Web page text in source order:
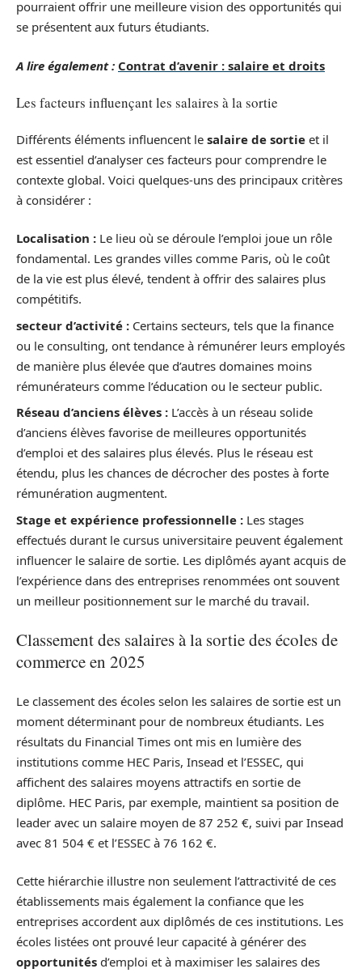
pourraient offrir une meilleure vision des opportunités qui
se présentent aux futurs étudiants.
A lire également : Contrat d’avenir : salaire et droits
Les facteurs influençant les salaires à la sortie
Différents éléments influencent le salaire de sortie et il
est essentiel d’analyser ces facteurs pour comprendre le
contexte global. Voici quelques-uns des principaux critères
à considérer :
Localisation : Le lieu où se déroule l’emploi joue un rôle
fondamental. Les grandes villes comme Paris, où le coût
de la vie est plus élevé, tendent à offrir des salaires plus
compétitifs.
secteur d’activité : Certains secteurs, tels que la finance
ou le consulting, ont tendance à rémunérer leurs employés
de manière plus élevée que d’autres domaines moins
rémunérateurs comme l’éducation ou le secteur public.
Réseau d’anciens élèves : L’accès à un réseau solide
d’anciens élèves favorise de meilleures opportunités
d’emploi et des salaires plus élevés. Plus le réseau est
étendu, plus les chances de décrocher des postes à forte
rémunération augmentent.
Stage et expérience professionnelle : Les stages
effectués durant le cursus universitaire peuvent également
influencer le salaire de sortie. Les diplômés ayant acquis de
l’expérience dans des entreprises renommées ont souvent
un meilleur positionnement sur le marché du travail.
Classement des salaires à la sortie des écoles de
commerce en 2025
Le classement des écoles selon les salaires de sortie est un
moment déterminant pour de nombreux étudiants. Les
résultats du Financial Times ont mis en lumière des
institutions comme HEC Paris, Insead et l’ESSEC, qui
affichent des salaires moyens attractifs en sortie de
diplôme. HEC Paris, par exemple, maintient sa position de
leader avec un salaire moyen de 87 252 €, suivi par Insead
avec 81 504 € et l’ESSEC à 76 162 €.
Cette hiérarchie illustre non seulement l’attractivité de ces
établissements mais également la confiance que les
entreprises accordent aux diplômés de ces institutions. Les
écoles listées ont prouvé leur capacité à générer des
opportunités d’emploi et à maximiser les salaires des